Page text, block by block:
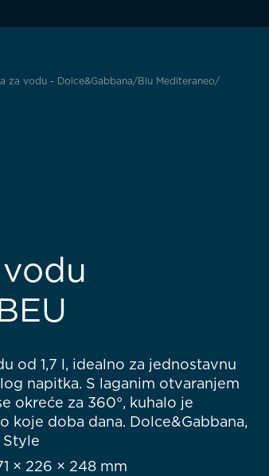
za vodu - Dolce&Gabbana Blu Mediteraneo
od 1,7 l, idealno za jednostavnu
napitka. S laganim otvaranjem
okreće za 360°, kuhalo je
koje doba dana. Dolce&Gabbana,
Style
× 226 × 248 mm